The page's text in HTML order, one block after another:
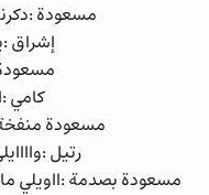
مسعودة
إشراق
كامي
مسعودة منفخة
رتيل
مسعودة بصدمة :ااويلي